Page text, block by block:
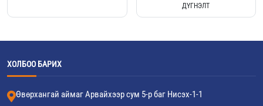
ДҮГНЭЛТ
ХОЛБОО БАРИХ
Өвөрхангай аймаг Арвайхээр сум 5-р баг Нисэх-1-1